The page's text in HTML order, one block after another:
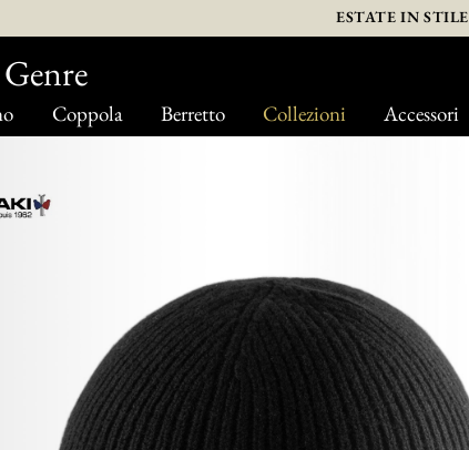
Coppola Berretto Collezioni Accessori
ESTATE IN STILE